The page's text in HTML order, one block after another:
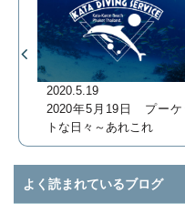
2020.5.19
2020年5月19日 プーケ
トな日々～あれこれ
よく読まれているブログ